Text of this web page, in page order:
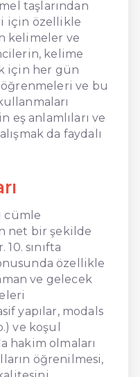
taşlarından
için özellikle
kelimeler ve
kelime
için her gün
ve bu
eş anlamlıları ve
da faydalı
cümle
net bir şekilde
sınıfta
özellikle
ve gelecek
yapılar, modals
ve koşul
hakim olmaları
öğrenilmesi,